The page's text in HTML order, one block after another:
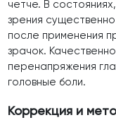
четче. В
зрения
после применения
зрачок.
перенапряжения
головные боли.
Коррекция и